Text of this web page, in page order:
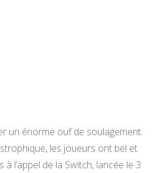
un énorme ouf de soulagement.
les joueurs ont bel et
l’appel de la Switch, lancée le 3